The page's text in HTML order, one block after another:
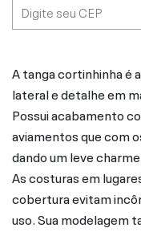
A tanga cortinhinha é
lateral e detalhe em
Possui acabamento
aviamentos que com
dando um leve
As costuras em
cobertura evitam
uso. Sua modelagem